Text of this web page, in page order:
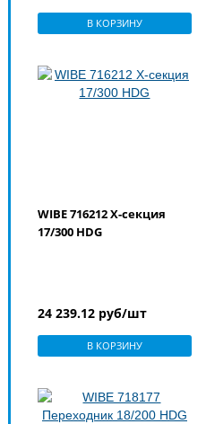
В КОРЗИНУ
WIBE 716212 X-секция
17/300 HDG
24 239.12 руб/шт
В КОРЗИНУ